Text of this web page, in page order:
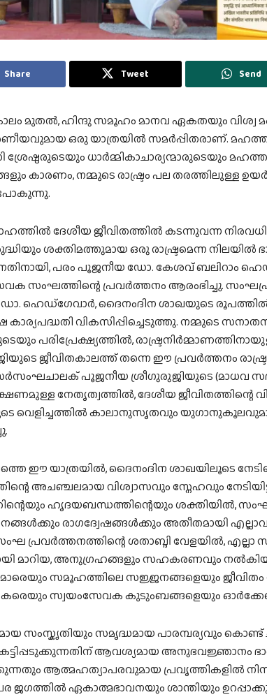
Share Tweet Send
മുതൽ, ഹിന്ദു സമൂഹം മാനവ ഏകതയും വിശ്വ
ഒരു യാത്രയിൽ സമർപ്പിതരാണ്.
ശ്രേഷ്ഠരുടെയും ധാർമ്മികാചാര്യന്മാരുടെയും
കാരണം, നമ്മുടെ രാഷ്ട്രം പല തരത്തിലുള്ള
പോകുന്നു.
ദേശീയ ജീവിതത്തിൽ കടന്നുവന്ന
ശക്തിമത്തുമായ ഒരു രാഷ്ട്രമെന്ന
പരം പൂജനീയ ഡോ. കേശവ് ബലിറാം
സംഘത്തിന്റെ പ്രവർത്തനം ആരംഭിച്ചു.
ഹെഡ്‌ഗേവാർ, ദൈനംദിന ശാഖയുടെ രൂപത്തിൽ
വികസിപ്പിച്ചെടുത്തു. നമ്മുടെ
പരിപ്രേക്ഷ്യത്തിൽ,
ജീവിതകാലത്ത് തന്നെ ഈ പ്രവർത്തനം
സർസംഘചാലക് പൂജനീയ ശ്രീഗുരുജിയുടെ (മാധവ
നേതൃത്വത്തിൽ, ദേശീയ ജീവിതത്തിന്റെ
വെളിച്ചത്തിൽ കാലാനുസൃതവും
ഈ യാത്രയിൽ, ദൈനംദിന ശാഖയിലൂടെ
അചഞ്ചലമായ വിശ്വാസവും സ്നേഹവും
ഹൃദയബന്ധത്തിന്റെയും ശക്തിയിൽ,
രാഗദ്വേഷങ്ങൾക്കും അതീതമായി
സംഘ പ്രവർത്തനത്തിന്റെ ശതാബ്ദി വേളയിൽ, എല്ലാ
മാറിയ, അനുഗ്രഹങ്ങളും സഹകരണവും
സമൂഹത്തിലെ സജ്ജനങ്ങളെയും ജീവിതം
സ്വയംസേവക കുടുംബങ്ങളെയും
സംസ്കൃതിയും സമൃദ്ധമായ പാരമ്പര്യവും
ആവശ്യമായ അനുഭവജ്ഞാനം
ആത്മഹത്യാപരവുമായ പ്രവൃത്തികളിൽ
ജഗത്തിൽ ഏകാത്മഭാവനയും ശാന്തിയും